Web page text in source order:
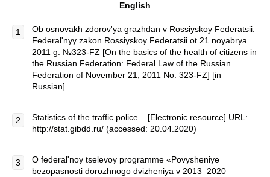
English
Ob osnovakh zdorov'ya grazhdan v Rossiyskoy Federatsii:
Federal'nyy zakon Rossiyskoy Federatsii ot 21 noyabrya
2011 g. №323-FZ [On the basics of the health of citizens in
the Russian Federation: Federal Law of the Russian
Federation of November 21, 2011 No. 323-FZ] [in
Russian].
Statistics of the traffic police – [Electronic resource] URL:
http://stat.gibdd.ru/ (accessed: 20.04.2020)
O federal'noy tselevoy programme «Povysheniye
bezopasnosti dorozhnogo dvizheniya v 2013–2020